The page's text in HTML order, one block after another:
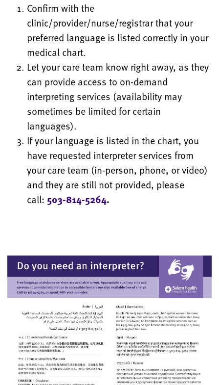
Confirm with the
clinic/provider/nurse/registrar that your
preferred language is listed correctly in your
medical chart.
Let your care team know right away, as they
can provide access to on-demand
interpreting services (availability may
sometimes be limited for certain
languages).
If your language is listed in the chart, you
have requested interpreter services from
your care team (in-person, phone, or video)
and they are still not provided, please
call: 503-814-5264.